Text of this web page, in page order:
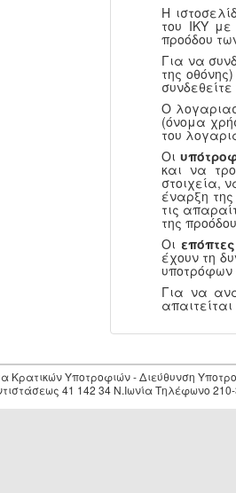
Η
του ΙΚΥ
προόδου
Για να
της
Ο
(όνομα
του
Οι
και να
στοιχεία,
έναρξη
τις
της
Οι
έχουν τη
υποτρόφων
Για να
Κρατικών Υποτροφιών - Διεύθυνση
41 142 34 Ν.Ιωνία Τηλέφωνο